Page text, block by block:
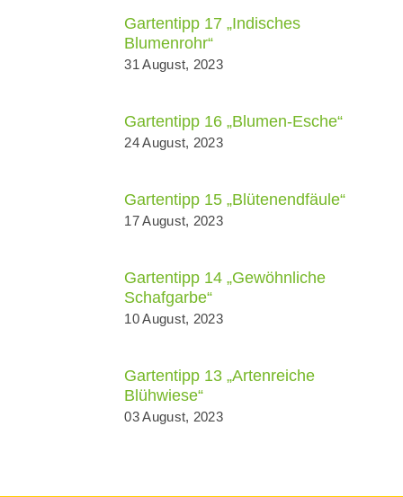
Gartentipp 17 „Indisches
Blumenrohr“
31 August, 2023
Gartentipp 16 „Blumen-Esche“
24 August, 2023
Gartentipp 15 „Blütenendfäule“
17 August, 2023
Gartentipp 14 „Gewöhnliche
Schafgarbe“
10 August, 2023
Gartentipp 13 „Artenreiche
Blühwiese“
03 August, 2023